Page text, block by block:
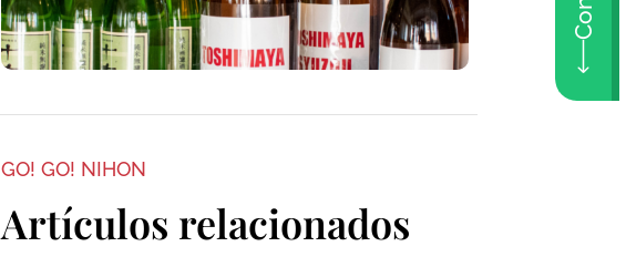
GO! GO! NIHON
Artículos relacionados